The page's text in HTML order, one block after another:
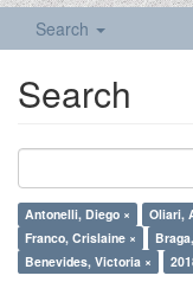
Search
Search
Antonelli, Diego × Oliari,
Franco, Crislaine ×
Benevides, Victoria ×